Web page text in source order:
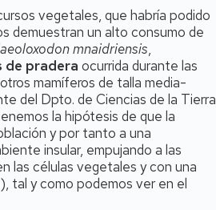
vegetales, que habría podido
demuestran un alto consumo de
mnaidriensis,
de pradera ocurrida durante las
mamíferos de talla media-
del Dpto. de Ciencias de la Tierra
la hipótesis de que la
y por tanto a una
insular, empujando a las
las células vegetales y con una
tal y como podemos ver en el